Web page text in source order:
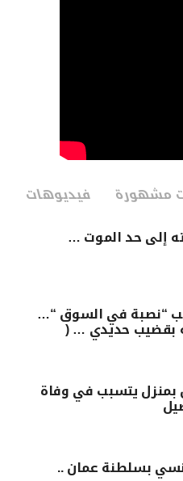
مشهورة فيديوهات
إلى حد الموت …
“نصبة في السوق “…
بقضيب حديدي … (
بمنزل يتسبب في وفاة
بسلطنة عمان ..